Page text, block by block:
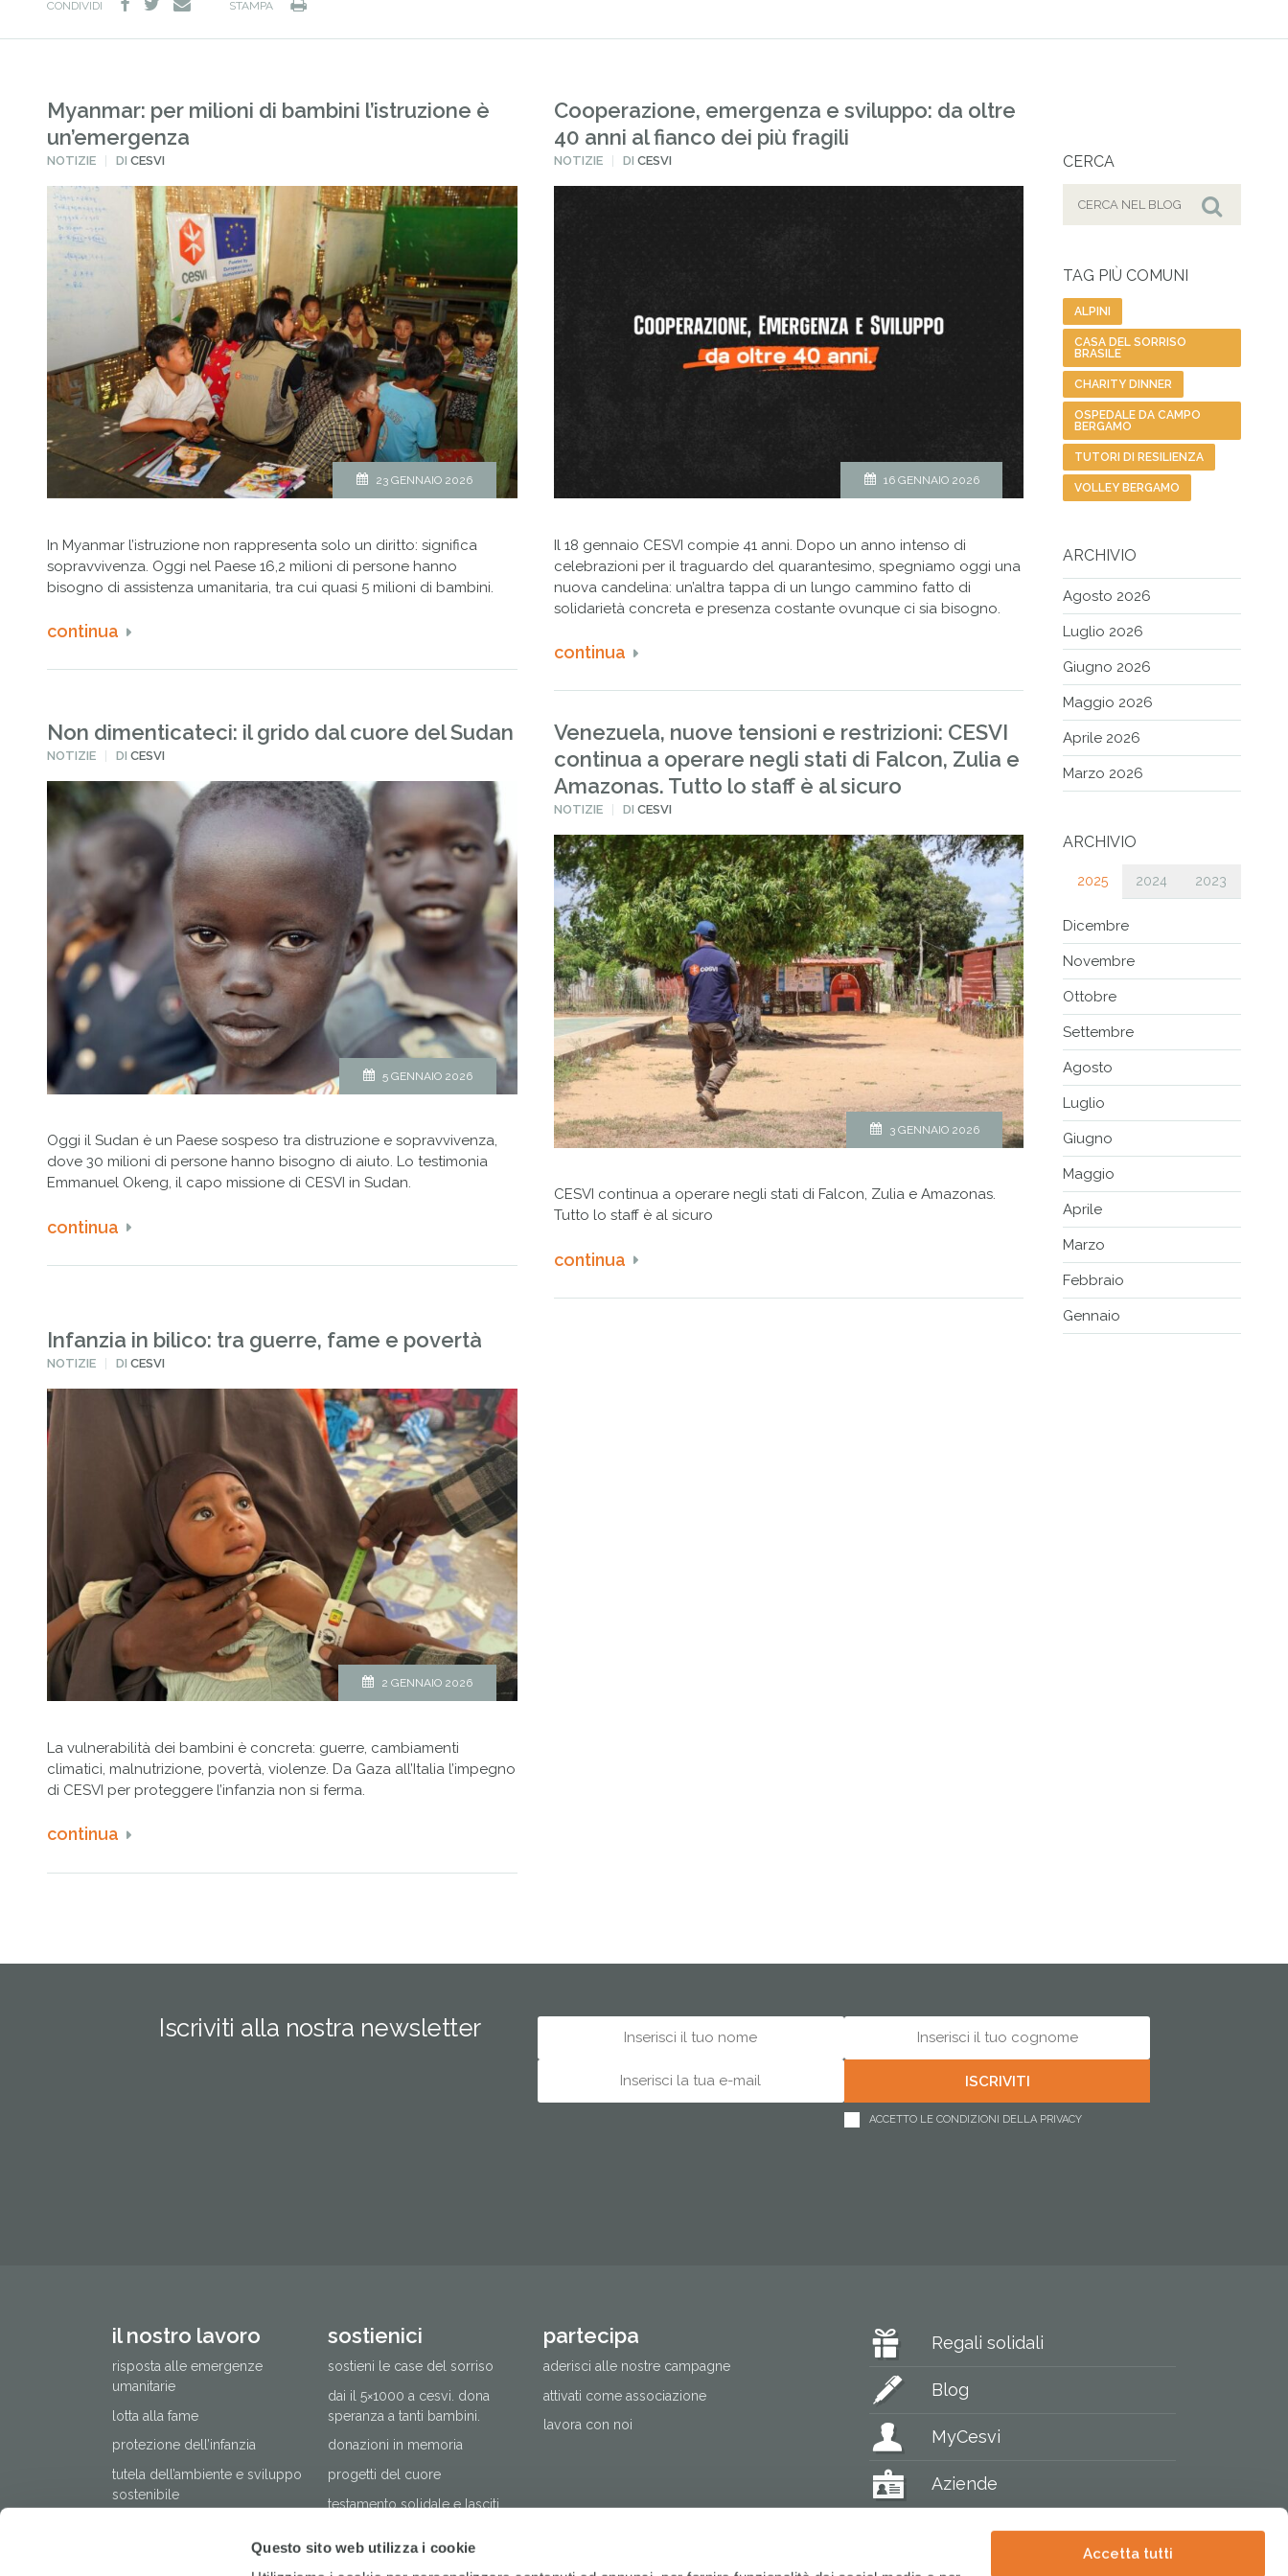
Questo sito web utilizza i cookie
Accetta tutti
CONDIVIDI
e-
STAMPA
Myanmar: per milioni di bambini l’istruzione è
un’emergenza
PUBBLICATO
NOTIZIE DICESVI
23 GENNAIO 2026
In Myanmar l’istruzione non rappresenta solo un diritto: significa
sopravvivenza. Oggi nel Paese 16,2 milioni di persone hanno
bisogno di assistenza umanitaria, tra cui quasi 5 milioni di bambini.
continua
Cooperazione, emergenza e sviluppo: da oltre
40 anni al fianco dei più fragili
PUBBLICATO
NOTIZIE DICESVI
16 GENNAIO 2026
Il 18 gennaio CESVI compie 41 anni. Dopo un anno intenso di
celebrazioni per il traguardo del quarantesimo, spegniamo oggi una
nuova candelina: un’altra tappa di un lungo cammino fatto di
solidarietà concreta e presenza costante ovunque ci sia bisogno.
continua
Non dimenticateci: il grido dal cuore del Sudan
PUBBLICATO
NOTIZIE DICESVI
5 GENNAIO 2026
Oggi il Sudan è un Paese sospeso tra distruzione e sopravvivenza,
dove 30 milioni di persone hanno bisogno di aiuto. Lo testimonia
Emmanuel Okeng, il capo missione di CESVI in Sudan.
continua
Venezuela, nuove tensioni e restrizioni: CESVI
continua a operare negli stati di Falcon, Zulia e
Amazonas. Tutto lo staff è al sicuro
PUBBLICATO
NOTIZIE DICESVI
3 GENNAIO 2026
CESVI continua a operare negli stati di Falcon, Zulia e Amazonas.
Tutto lo staff è al sicuro
continua
Infanzia in bilico: tra guerre, fame e povertà
PUBBLICATO
NOTIZIE DICESVI
2 GENNAIO 2026
La vulnerabilità dei bambini è concreta: guerre, cambiamenti
climatici, malnutrizione, povertà, violenze. Da Gaza all’Italia l’impegno
di CESVI per proteggere l’infanzia non si ferma.
continua
CERCA
Cerca
TAG PIÙ COMUNI
ALPINI
CASA DEL SORRISO
BRASILE
CHARITY DINNER
OSPEDALE DA CAMPO
BERGAMO
TUTORI DI RESILIENZA
VOLLEY BERGAMO
ARCHIVIO
Agosto 2026
Luglio 2026
Giugno 2026
Maggio 2026
Aprile 2026
Marzo 2026
ARCHIVIO
2025 2024 2023
Dicembre
Novembre
Ottobre
Settembre
Agosto
Luglio
Giugno
Maggio
Aprile
Marzo
Febbraio
Gennaio
Iscriviti alla nostra newsletter
ACCETTO LE CONDIZIONI DELLA PRIVACY
il nostro lavoro
risposta alle emergenze
umanitarie
lotta alla fame
protezione dell’infanzia
tutela dell’ambiente e sviluppo
sostenibile
sostienici
sostieni le case del sorriso
dai il 5×1000 a cesvi. dona
speranza a tanti bambini.
donazioni in memoria
progetti del cuore
testamento solidale e lasciti
partecipa
aderisci alle nostre campagne
attivati come associazione
lavora con noi
Regali solidali
Blog
MyCesvi
Aziende